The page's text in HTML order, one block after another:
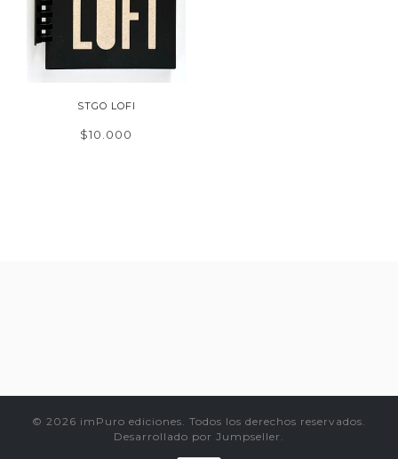
STGO LOFI
$10.000
© 2026 imPuro ediciones. Todos los derechos reservados.
Desarrollado por Jumpseller .